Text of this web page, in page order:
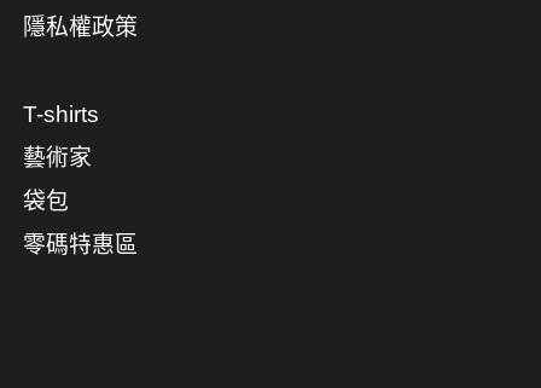
隱私權政策
T-shirts
藝術家
袋包
零碼特惠區